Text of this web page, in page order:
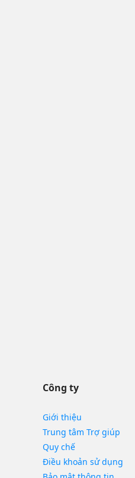
Công ty
Giới thiệu
Trung tâm Trợ giúp
Quy chế
Điều khoản sử dụng